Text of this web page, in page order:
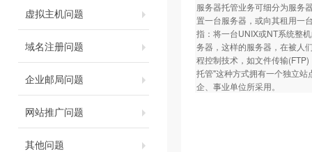
虚拟主机问题
域名注册问题
企业邮局问题
网站推广问题
其他问题
服务器托管业务可细分为服务
置一台服务器，或向其租用一
指：将一台UNIX或NT系统整
务器，这样的服务器，在被人
程控制技术，如文件传输
托管"这种方式拥有一个独立
企、事业单位所采用。